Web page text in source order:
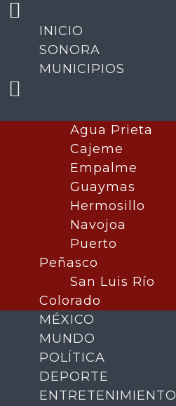
INICIO
SONORA
MUNICIPIOS
Agua Prieta
Cajeme
Empalme
Guaymas
Hermosillo
Navojoa
Puerto
Peñasco
San Luis Río
Colorado
MÉXICO
MUNDO
POLÍTICA
DEPORTE
ENTRETENIMIENTO